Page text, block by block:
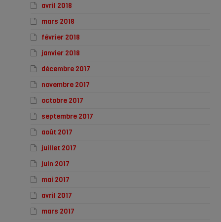
avril 2018
mars 2018
février 2018
janvier 2018
décembre 2017
novembre 2017
octobre 2017
septembre 2017
août 2017
juillet 2017
juin 2017
mai 2017
avril 2017
mars 2017